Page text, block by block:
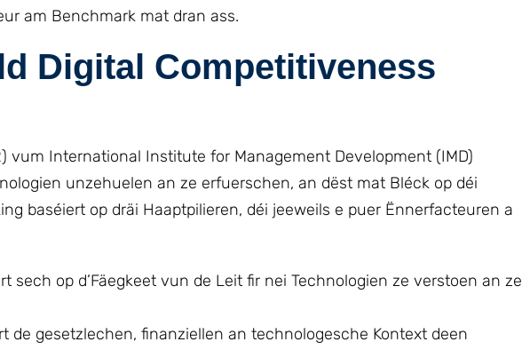
am Benchmark mat dran ass.
Digital Competitiveness
vum International Institute for Management Development (IMD)
unzehuelen an ze erfuerschen, an dëst mat Bléck op déi
baséiert op dräi Haaptpilieren, déi jeeweils e puer Ënnerfacteuren a
sech op d’Fäegkeet vun de Leit fir nei Technologien ze verstoen an ze
de gesetzlechen, finanziellen an technologesche Kontext deen